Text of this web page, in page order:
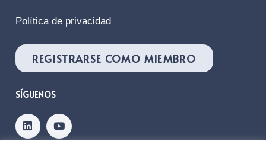
Política de privacidad
REGISTRARSE COMO MIEMBRO
SÍGUENOS